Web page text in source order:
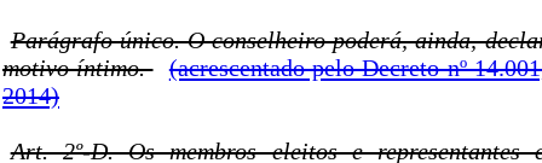
Parágrafo único. O conselheiro poderá, ainda,
motivo íntimo.
(acrescentado pelo Decreto nº
2014)
Art. 2º-D. Os membros eleitos e representantes